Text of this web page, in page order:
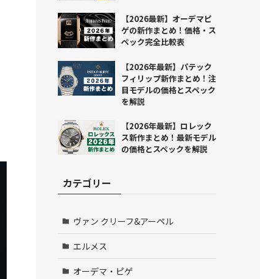
【2026最新】オーデマピ
ゲの新作まとめ！価格・ス
ペック完全比較表
【2026年最新】パテック
フィリップ新作まとめ！注
目モデルの価格とスペック
を解説
【2026年最新】ロレック
ス新作まとめ！最新モデル
の価格とスペックを解説
カテゴリー
ヴァン クリーフ&アーペル
エルメス
オーデマ・ピゲ